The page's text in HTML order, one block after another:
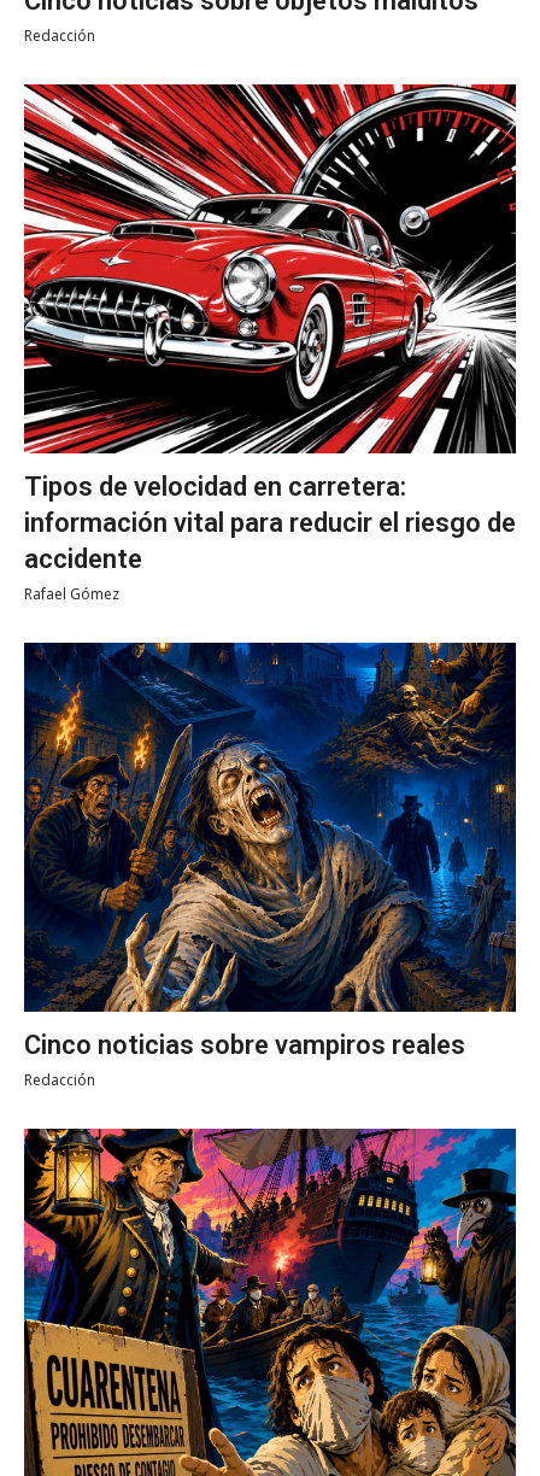
Redacción
Tipos de velocidad en carretera:
información vital para reducir el riesgo de
accidente
Rafael Gómez
Cinco noticias sobre vampiros reales
Redacción